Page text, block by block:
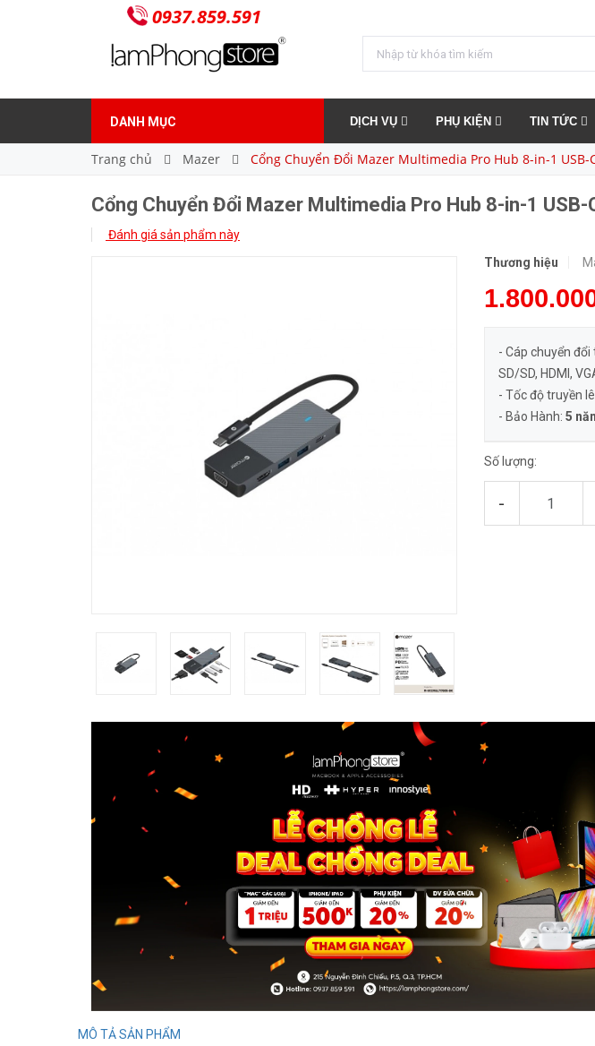
0937.859.591
DANH MỤC DỊCH VỤ PHỤ KIỆN TIN TỨC
Trang chủ Mazer Cổng Chuyển Đổi Mazer Multimedia Pro Hub 8-in-1 USB-
Cổng Chuyển Đổi Mazer Multimedia Pro Hub 8-in-1
Đánh giá sản phẩm này
Thương hiệu
- Cáp chuyển đổi
SD/SD, HDMI,
- Tốc độ truyền
- Bảo Hành: 5
Số lượng:
-
MÔ TẢ SẢN PHẨM